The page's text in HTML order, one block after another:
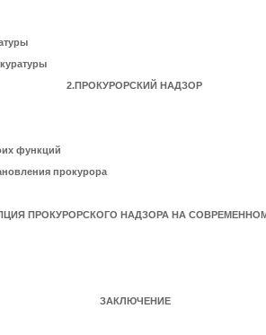
2.ПРОКУРОРСКИЙ НАДЗОР
функций
прокурора
ПРОКУРОРСКОГО НАДЗОРА НА
ЗАКЛЮЧЕНИЕ